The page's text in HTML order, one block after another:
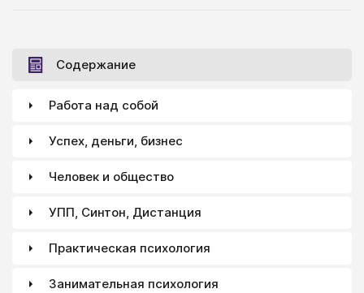
Содержание
Работа над собой
Успех, деньги, бизнес
Человек и общество
УПП, Синтон, Дистанция
Практическая психология
Занимательная психология